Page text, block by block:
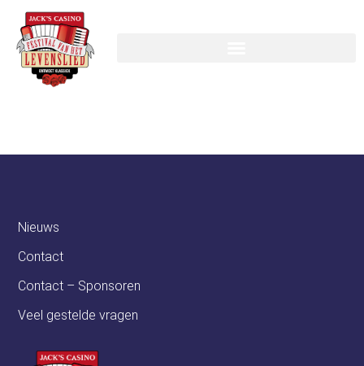
Nieuws
Contact
Contact – Sponsoren
Veel gestelde vragen